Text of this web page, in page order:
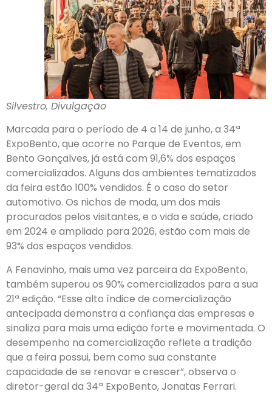
Silvestro, Divulgação
Marcada para o período de 4 a 14 de junho, a 34ª
ExpoBento, que ocorre no Parque de Eventos, em
Bento Gonçalves, já está com 91,6% dos espaços
comercializados. Alguns dos ambientes tematizados
da feira estão 100% vendidos. É o caso do setor
automotivo. Os nichos de moda, um dos mais
procurados pelos visitantes, e o vida e saúde, criado
em 2024 e ampliado para 2026, estão com mais de
93% dos espaços vendidos.
A Fenavinho, mais uma vez parceira da ExpoBento,
também superou os 90% comercializados para a sua
21ª edição. “Esse alto índice de comercialização
antecipada demonstra a confiança das empresas e
sinaliza para mais uma edição forte e movimentada. O
desempenho na comercialização reflete a tradição
que a feira possui, bem como sua constante
capacidade de se renovar e crescer”, observa o
diretor-geral da 34ª ExpoBento, Jonatas Ferrari.